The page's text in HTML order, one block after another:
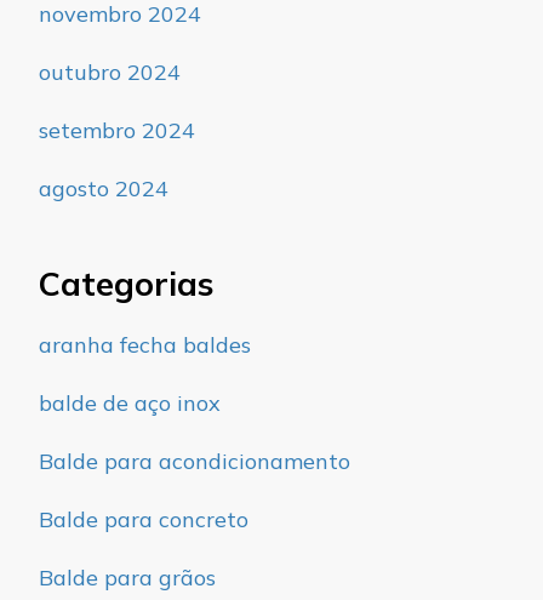
novembro 2024
outubro 2024
setembro 2024
agosto 2024
Categorias
aranha fecha baldes
balde de aço inox
Balde para acondicionamento
Balde para concreto
Balde para grãos